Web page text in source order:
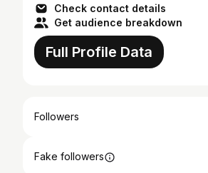
Check contact details
Get audience breakdown
Full Profile Data
Followers
Fake followers